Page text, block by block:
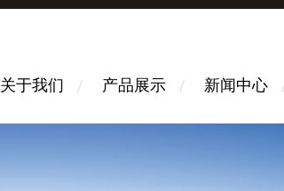
关于我们 产品展示 新闻中心